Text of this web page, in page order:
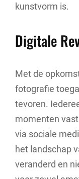
kunstvorm is.
Digitale
Met de
fotografie
tevoren.
momenten
via sociale
het landschap
veranderd en